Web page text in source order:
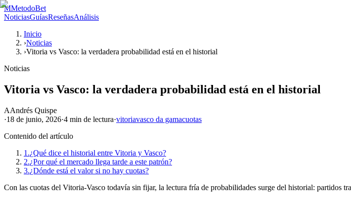
MMetodoBet
NoticiasGuíasReseñasAnálisis
Inicio
›Noticias
›Vitoria vs Vasco: la verdadera probabilidad está en el historial
Noticias
Vitoria vs Vasco: la verdadera probabilidad está en el historial
AAndrés Quispe
·18 de junio, 2026·4 min de lectura·vitoriavasco da gamacuotas
Contenido del artículo
1.¿Qué dice el historial entre Vitoria y Vasco?
2.¿Por qué el mercado llega tarde a este patrón?
3.¿Dónde está el valor si no hay cuotas?
Con las cuotas del Vitoria-Vasco todavía sin fijar, la lectura fría de probabilidades surge del historial: partidos